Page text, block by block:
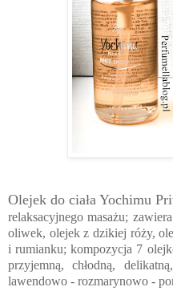
Olejek do ciała Yochimu
relaksacyjnego masażu;
oliwek, olejek z dzikiej róży,
i rumianku; kompozycja 7
przyjemną, chłodną,
lawendowo - rozmarynowo -